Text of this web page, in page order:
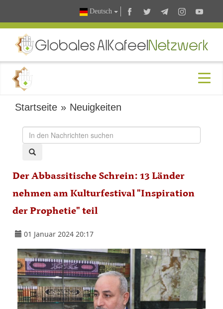
Deutsch
Startseite » Neuigkeiten
Der Abbassitische Schrein: 13 Länder
nehmen am Kulturfestival "Inspiration
der Prophetie" teil
01 Januar 2024 20:17